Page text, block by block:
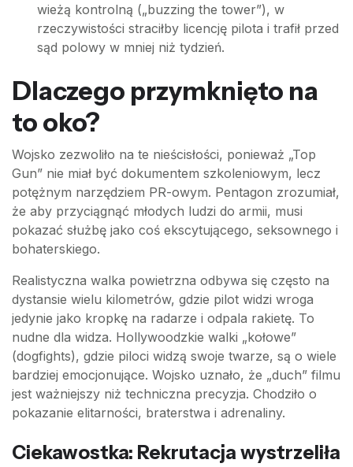
wieżą kontrolną („buzzing the tower”), w
rzeczywistości straciłby licencję pilota i trafił przed
sąd polowy w mniej niż tydzień.
Dlaczego przymknięto na
to oko?
Wojsko zezwoliło na te nieścisłości, ponieważ „Top
Gun” nie miał być dokumentem szkoleniowym, lecz
potężnym narzędziem PR-owym. Pentagon zrozumiał,
że aby przyciągnąć młodych ludzi do armii, musi
pokazać służbę jako coś ekscytującego, seksownego i
bohaterskiego.
Realistyczna walka powietrzna odbywa się często na
dystansie wielu kilometrów, gdzie pilot widzi wroga
jedynie jako kropkę na radarze i odpala rakietę. To
nudne dla widza. Hollywoodzkie walki „kołowe”
(dogfights), gdzie piloci widzą swoje twarze, są o wiele
bardziej emocjonujące. Wojsko uznało, że „duch” filmu
jest ważniejszy niż techniczna precyzja. Chodziło o
pokazanie elitarności, braterstwa i adrenaliny.
Ciekawostka: Rekrutacja wystrzeliła